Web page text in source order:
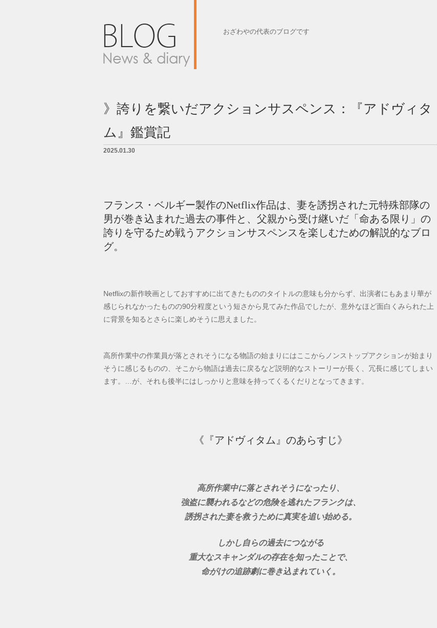
おざわやの代表のブログです
》誇りを繋いだアクションサスペンス：『アドヴィタ
ム』鑑賞記
2025.01.30
フランス・ベルギー製作のNetflix作品は、妻を誘拐された元特殊部隊の
男が巻き込まれた過去の事件と、父親から受け継いだ「命ある限り」の
誇りを守るため戦うアクションサスペンスを楽しむための解説的なブロ
グ。
Netflixの新作映画としておすすめに出てきたもののタイトルの意味も分からず、出演者にもあまり華が
感じられなかったものの90分程度という短さから見てみた作品でしたが、意外なほど面白くみられた上
に背景を知るとさらに楽しめそうに思えました。
高所作業中の作業員が落とされそうになる物語の始まりにはここからノンストップアクションが始まり
そうに感じるものの、そこから物語は過去に戻るなど説明的なストーリーが長く、冗長に感じてしまい
ます。…が、それも後半にはしっかりと意味を持ってくるくだりとなってきます。
《『アドヴィタム』のあらすじ》
高所作業中に落とされそうになったり、
強盗に襲われるなどの危険を逃れたフランクは、
誘拐された妻を救うために真実を追い始める。
しかし自らの過去につながる
重大なスキャンダルの存在を知ったことで、
命がけの追跡劇に巻き込まれていく。